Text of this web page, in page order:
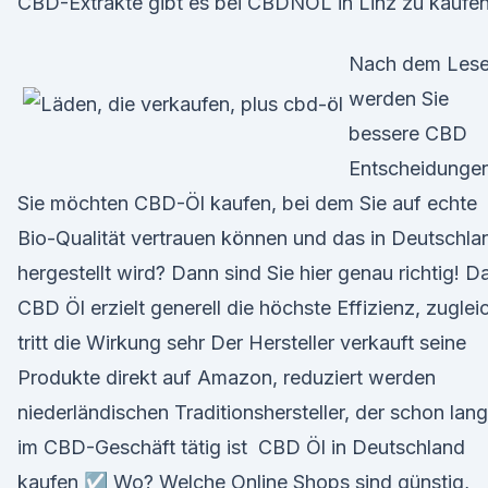
Nach dem
werden Sie
bessere CBD
Sie möchten CBD-Öl kaufen, bei dem Sie auf echte
Bio-Qualität vertrauen können und das in
hergestellt wird? Dann sind Sie hier genau richtig!
CBD Öl erzielt generell die höchste Effizienz,
tritt die Wirkung sehr Der Hersteller verkauft seine
Produkte direkt auf Amazon, reduziert werden
niederländischen Traditionshersteller, der schon
im CBD-Geschäft tätig ist CBD Öl in Deutschland
kaufen ☑️ Wo? Welche Online Shops sind günstig,